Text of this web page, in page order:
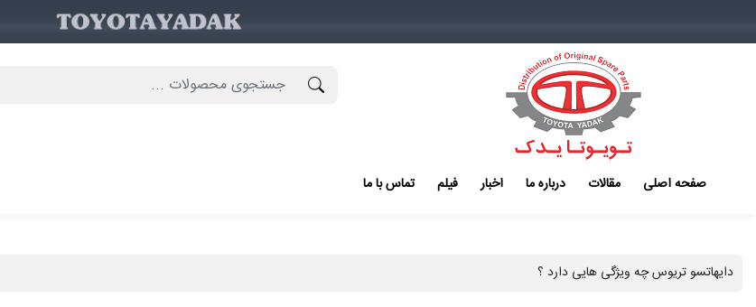
صفحه اصلی مقالات درباره ما اخبار فیلم تماس با ما
دایهاتسو تریوس چه ویژگی هایی دارد ؟